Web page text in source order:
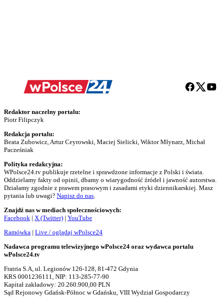
Redaktor naczelny portalu:
Piotr Filipczyk
Redakcja portalu:
Beata Zubowicz, Artur Ceyrowski, Maciej Sielicki, Wiktor Młynarz, Michał
Pacześniak
Polityka redakcyjna:
WPolsce24.tv publikuje rzetelne i sprawdzone informacje z Polski i świata.
Oddzielamy fakty od opinii, dbamy o wiarygodność źródeł i jawność autorstwa.
Działamy zgodnie z prawem prasowym i zasadami etyki dziennikarskiej. Masz
pytania lub uwagi? Napisz do nas.
Znajdź nas w mediach społecznościowych:
Facebook | X (Twitter) | YouTube
Ramówka | Live / oglądaj wPolsce24
Nadawca programu telewizyjnego wPolsce24 oraz wydawca portalu
wPolsce24.tv
Fratria S.A, ul. Legionów 126-128, 81-472 Gdynia
KRS 0001236111, NIP: 113-285-77-90
Kapitał zakładowy: 20.260.900,00 PLN
Sąd Rejonowy Gdańsk-Północ w Gdańsku, VIII Wydział Gospodarczy